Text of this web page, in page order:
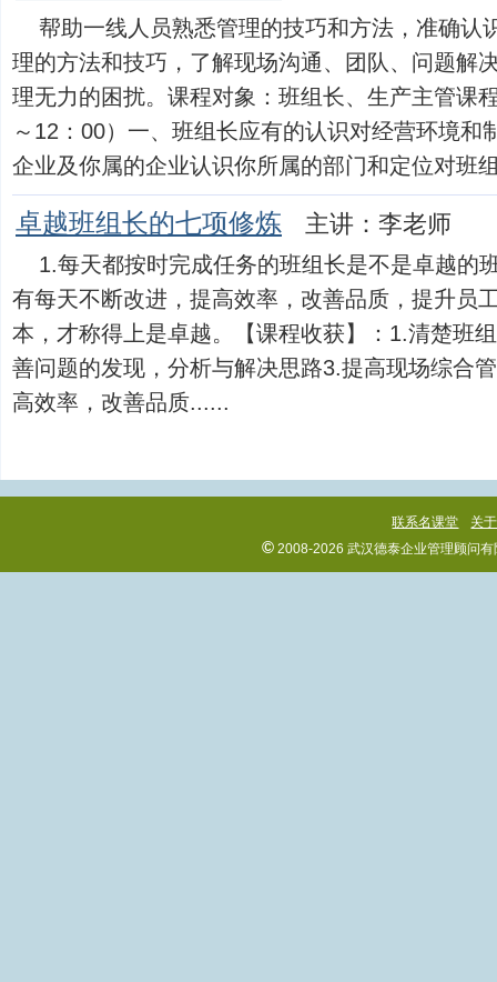
帮助一线人员熟悉管理的技巧和方法，准确认
理的方法和技巧，了解现场沟通、团队、问题解
理无力的困扰。课程对象：班组长、生产主管课
～12：00）一、班组长应有的认识对经营环境和
企业及你属的企业认识你所属的部门和定位对班
卓越班组长的七项修炼 主讲：李老师
1.每天都按时完成任务的班组长是不是卓越的
有每天不断改进，提高效率，改善品质，提升员
本，才称得上是卓越。【课程收获】：1.清楚班
善问题的发现，分析与解决思路3.提高现场综合
高效率，改善品质......
联系名课堂 关
© 2008-2026 武汉德泰企业管理顾问